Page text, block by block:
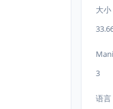
大小
3
语言